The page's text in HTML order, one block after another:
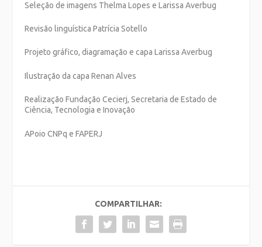
Seleção de imagens Thelma Lopes e Larissa Averbug
Revisão linguística Patrícia Sotello
Projeto gráfico, diagramação e capa Larissa Averbug
Ilustração da capa Renan Alves
Realização Fundação Cecierj, Secretaria de Estado de
Ciência, Tecnologia e Inovação
APoio CNPq e FAPERJ
COMPARTILHAR: